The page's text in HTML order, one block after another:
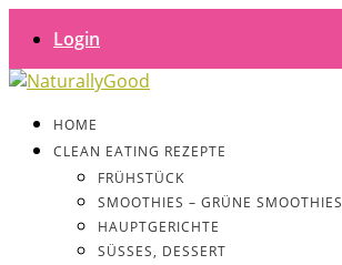
Login
HOME
CLEAN EATING REZEPTE
FRÜHSTÜCK
SMOOTHIES – GRÜNE SMOOTHIES
HAUPTGERICHTE
SÜSSES, DESSERT